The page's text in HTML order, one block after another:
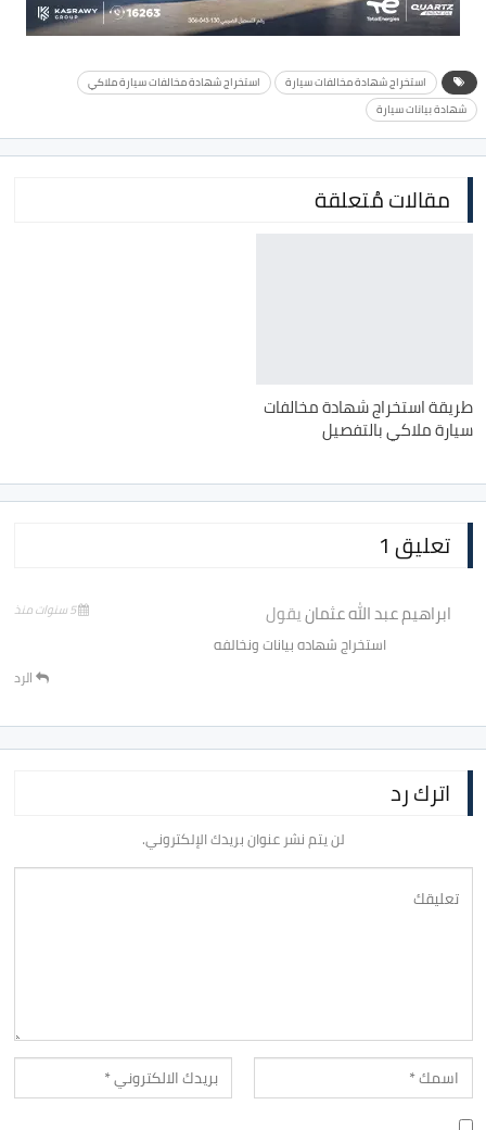
استخراج شهادة مخالفات سيارة
استخراج شهادة مخالفات سيارة ملاكي
شهادة بيانات سيارة
مقالات مُتعلقة
طريقة استخراج شهادة مخالفات
سيارة ملاكي بالتفصيل
تعليق 1
ابراهيم عبد الله عثمانيقول 5 سنوات منذ
استخراج شهاده بيانات ونخالفه
الرد
اترك رد
لن يتم نشر عنوان بريدك الإلكتروني.